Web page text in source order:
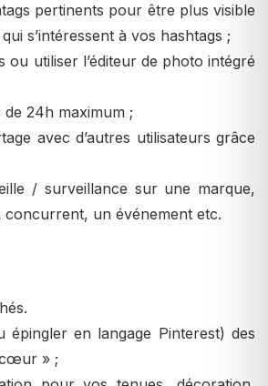
pertinents pour être plus visible
s’intéressent à vos hashtags ;
ou utiliser l’éditeur de photo intégré
24h maximum ;
avec d’autres utilisateurs grâce
/ surveillance sur une marque,
un événement etc.
épingler en langage Pinterest) des
» ;